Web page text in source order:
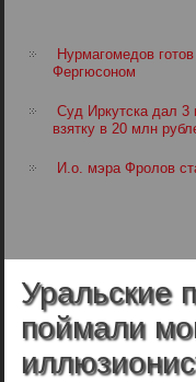
Нурмагомедов
Фергюсоном
Суд Иркутска дал
взятку в 20 млн
И.о. мэра Фролов
Уральские
поймали